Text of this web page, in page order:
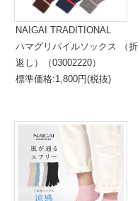
NAIGAI TRADITIONAL
ハマグリパイルソックス （折
返し）（03002220）
標準価格:1,800円(税抜)